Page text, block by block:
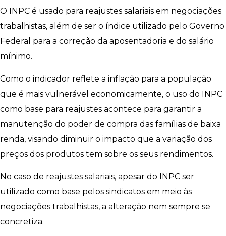
O INPC é usado para reajustes salariais em negociações
trabalhistas, além de ser o índice utilizado pelo Governo
Federal para a correção da aposentadoria e do salário
mínimo.
Como o indicador reflete a inflação para a população
que é mais vulnerável economicamente, o uso do INPC
como base para reajustes acontece para garantir a
manutenção do poder de compra das famílias de baixa
renda, visando diminuir o impacto que a variação dos
preços dos produtos tem sobre os seus rendimentos.
No caso de reajustes salariais, apesar do INPC ser
utilizado como base pelos sindicatos em meio às
negociações trabalhistas, a alteração nem sempre se
concretiza.